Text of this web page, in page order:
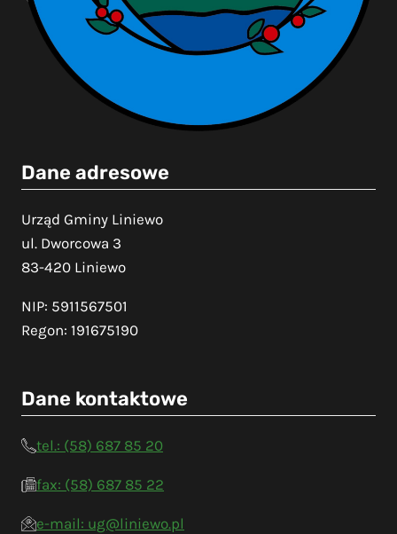
Dane adresowe
Urząd Gminy Liniewo
ul. Dworcowa 3
83-420 Liniewo
NIP: 5911567501
Regon: 191675190
Dane kontaktowe
tel.: (58) 687 85 20
fax: (58) 687 85 22
e-mail: ug@liniewo.pl